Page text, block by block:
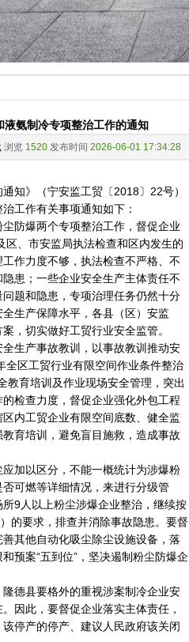
氨制冷专项整治工作的通知
浏览 1520 发布时间 2026-06-01 17:34:28
》（宁安监工贸〔2018〕22号）
工作有关事项通知如下：
防爆两个专项整治工作，督促企业
、市安监局执法检查和区内发生的
作力度不够，执法检查不严格、不
患；一些企业安全生产主体责任不
题和隐患，专项治理任务仍然十分
生产保障水平，各县（区）安监
，切实做好工贸行业安全监管。
生产事故教训，以事故教训推动安
区工贸行业有限空间作业条件整治
教育培训及作业现场安全管理，突出
检查力度，督促企业强化外包工程
内工贸企业有限空间底数、健全监
育培训，避免盲目施救，造成事故
加以区分，不能一概统计为涉爆粉
可燃等详细情况，来进行分级管
9人以上粉尘涉爆企业整治，继续按
的要求，排查并消除事故隐患。要督
其他自动化吸尘除尘设施设备，落
预案“五到位”，坚决遏制粉尘防爆企
德县要格外的重视涉案制冷企业安
因此，要督促企业落实主体责任，
停产的停产、建议人民政府该关闭